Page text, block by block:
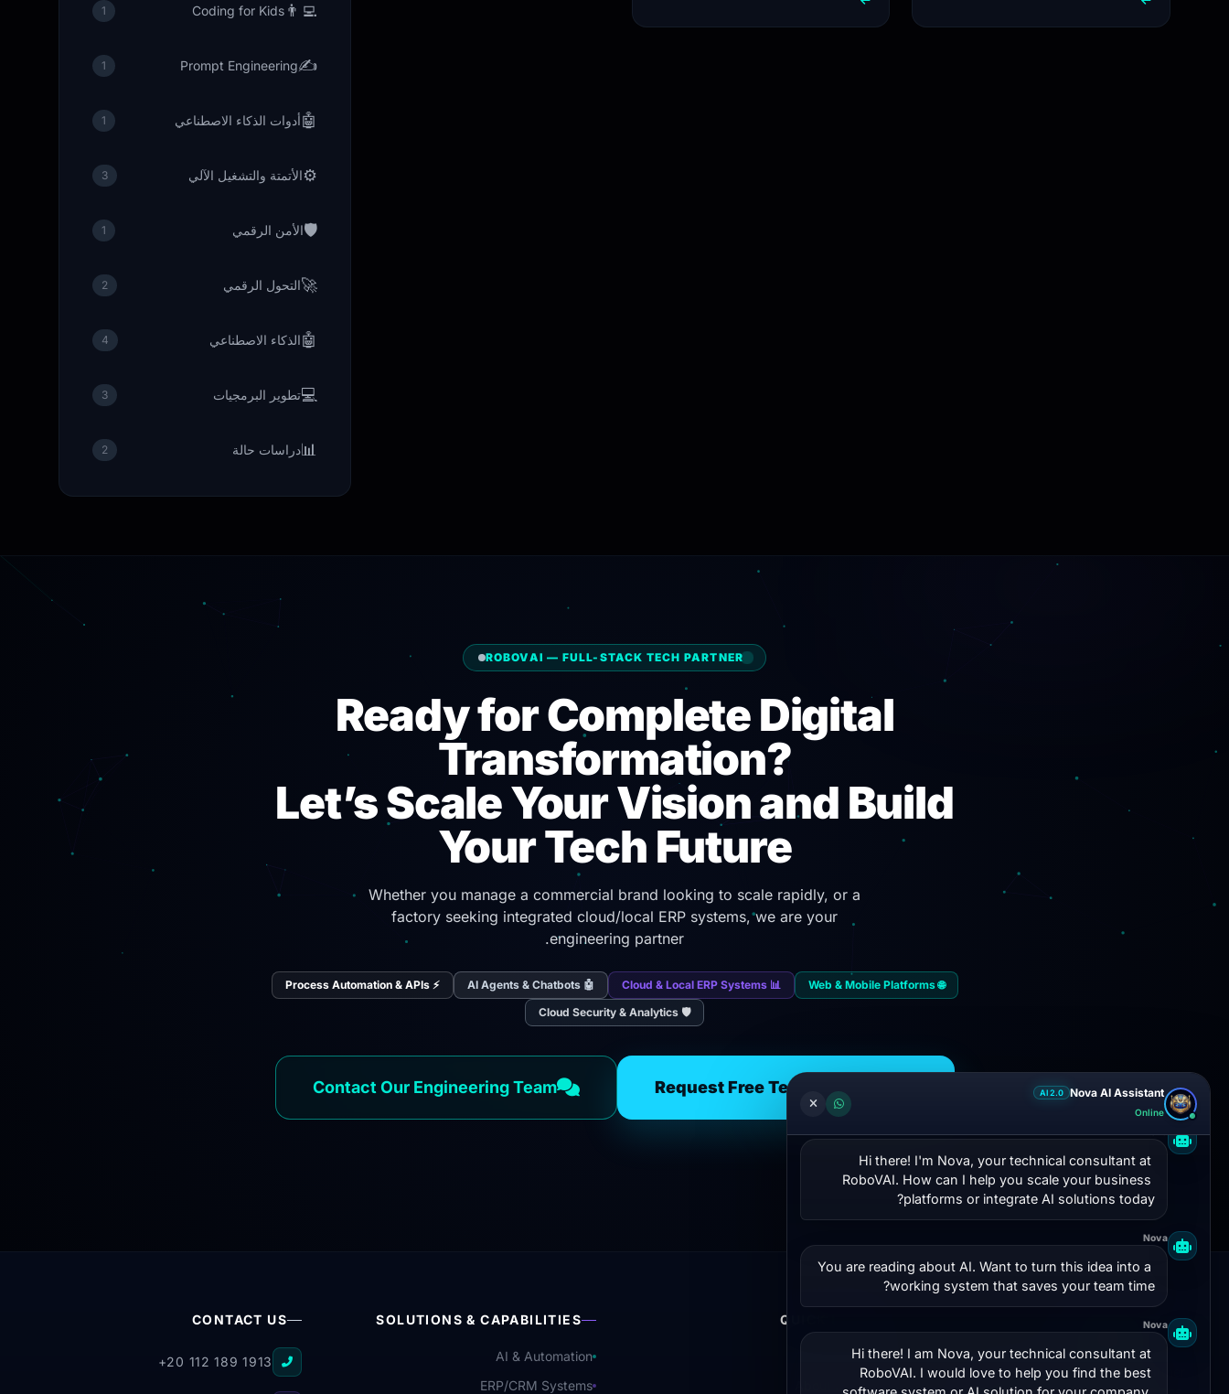
👨‍💻
Coding for Kids
1
✍️
Prompt Engineering
1
🤖أدوات الذكاء الاصطناعي 1
⚙️الأتمتة والتشغيل الآلي 3
🛡️الأمن الرقمي 1
🚀التحول الرقمي 2
🤖الذكاء الاصطناعي 4
💻تطوير البرمجيات 3
📊دراسات حالة 2
Nova AI Assistant
AI 2.0
Online
Hi there! I'm Nova, your technical consultant at
RoboVAI. How can I help you scale your business
platforms or integrate AI solutions today?
Nova
You are reading about AI. Want to turn this idea into a
working system that saves your team time?
Nova
Hi there! I am Nova, your technical consultant at
RoboVAI. I would love to help you find the best
ROBOVAI — FULL-STACK TECH PARTNER
Ready for Complete Digital
Transformation?
Let’s Scale Your Vision and Build
Your Tech Future
Whether you manage a commercial brand looking to scale rapidly, or a
factory seeking integrated cloud/local ERP systems, we are your
engineering partner.
🌐 Web & Mobile Platforms
📊 Cloud & Local ERP Systems
🤖 AI Agents & Chatbots
⚡ Process Automation & APIs
🛡️ Cloud Security & Analytics
Request Free Technical Audit
Contact Our Engineering Team
ROBOVAI
Your independent technical partner
QUICK LINKS
Home
About RoboVAI
SOLUTIONS & CAPABILITIES
AI & Automation
ERP/CRM Systems
CONTACT US
+20 112 189 1913